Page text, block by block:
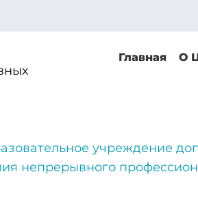
Главная О
учреждение
непрерывного